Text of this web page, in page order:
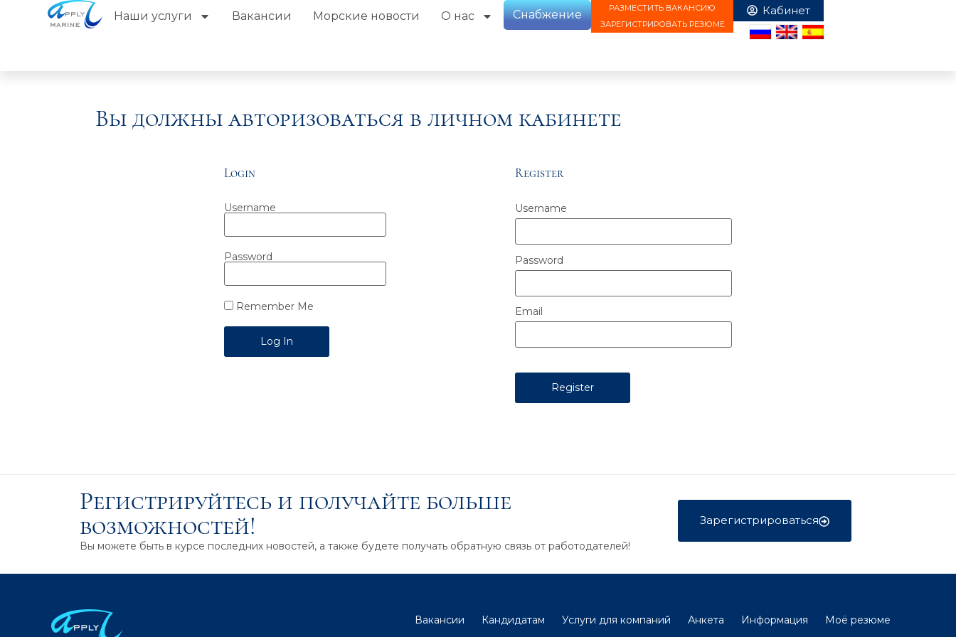
Наши услуги Вакансии Морские новости О нас Снабжение
РАЗМЕСТИТЬ ВАКАНСИЮ
ЗАРЕГИСТРИРОВАТЬ РЕЗЮМЕ
Вы должны авторизоваться в личном кабинете
Login
Username
Password
Remember Me
Register
Username
Password
Email
Регистрируйтесь и получайте больше
возможностей!
Вы можете быть в курсе последних новостей, а также будете получать обратную связь от работодателей!
Зарегистрироваться
Вакансии Кандидатам Услуги для компаний Анкета Информация
Моё резюме